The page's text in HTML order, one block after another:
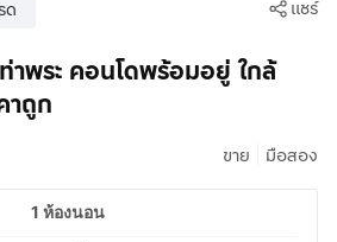
ด แชร์
พระ คอนโดพร้อมอยู่ ใกล้
าถูก
ขาย มือสอง
1 ห้องนอน